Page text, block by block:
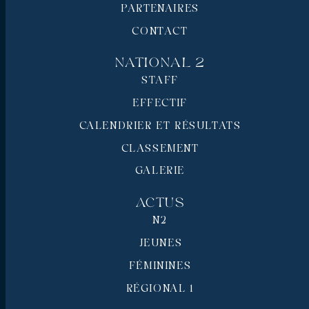
PARTENAIRES
CONTACT
National 2
STAFF
EFFECTIF
CALENDRIER ET RÉSULTATS
CLASSEMENT
GALERIE
Actus
N2
JEUNES
FÉMININES
RÉGIONAL 1